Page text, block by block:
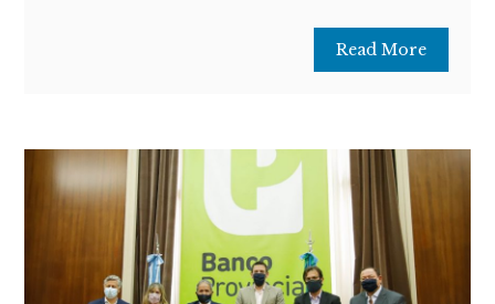
Read More